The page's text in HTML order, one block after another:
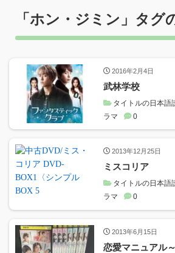
「ホン・ジミン 」タグ
2016年2月4日
武林学校
タイトルの日本語
ラマ
0
2013年12月25日
ミスコリア
タイトルの日本語
ラマ
0
2013年6月15日
恋愛マニュアル